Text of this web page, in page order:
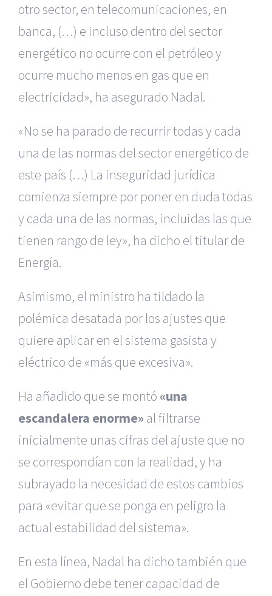
otro sector, en telecomunicaciones, en
banca, (…) e incluso dentro del sector
energético no ocurre con el petróleo y
ocurre mucho menos en gas que en
electricidad», ha asegurado Nadal.
«No se ha parado de recurrir todas y cada
una de las normas del sector energético de
este país (…) La inseguridad jurídica
comienza siempre por poner en duda todas
y cada una de las normas, incluidas las que
tienen rango de ley», ha dicho el titular de
Energía.
Asimismo, el ministro ha tildado la
polémica desatada por los ajustes que
quiere aplicar en el sistema gasista y
eléctrico de «más que excesiva».
Ha añadido que se montó «una
escandalera enorme» al filtrarse
inicialmente unas cifras del ajuste que no
se correspondían con la realidad, y ha
subrayado la necesidad de estos cambios
para «evitar que se ponga en peligro la
actual estabilidad del sistema».
En esta línea, Nadal ha dicho también que
el Gobierno debe tener capacidad de